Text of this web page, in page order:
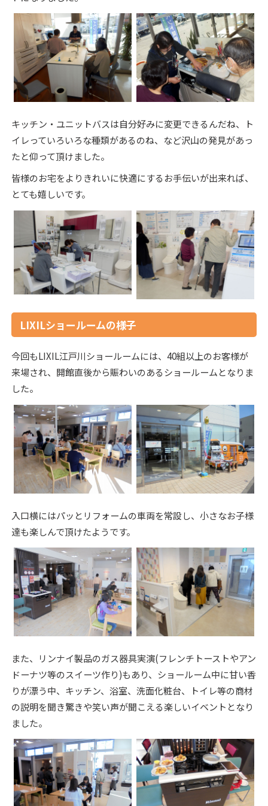
キッチン・ユニットバスは自分好みに変更できるんだね、ト
イレっていろいろな種類があるのね、など沢山の発見があっ
たと仰って頂けました。
皆様のお宅をよりきれいに快適にするお手伝いが出来れば、
とても嬉しいです。
LIXILショールームの様子
今回もLIXIL江戸川ショールームには、40組以上のお客様が
来場され、開館直後から賑わいのあるショールームとなりま
した。
入口横にはパッとリフォームの車両を常設し、小さなお子様
達も楽しんで頂けたようです。
また、リンナイ製品のガス器具実演(フレンチトーストやアン
ドーナツ等のスイーツ作り)もあり、ショールーム中に甘い香
りが漂う中、キッチン、浴室、洗面化粧台、トイレ等の商材
の説明を聞き驚きや笑い声が聞こえる楽しいイベントとなり
ました。